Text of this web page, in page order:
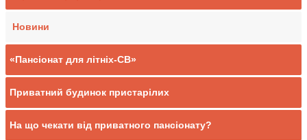
Новини
«Пансіонат для літніх-СВ»
Приватний будинок пристарілих
На що чекати від приватного пансіонату?